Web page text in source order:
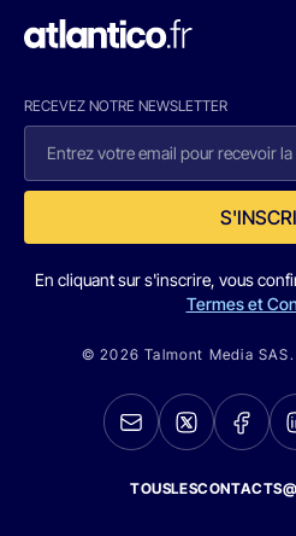
RECEVEZ NOTRE NEWSLETTER
En cliquant sur s'inscrire, vous
Termes et
© 2026 Talmont Media